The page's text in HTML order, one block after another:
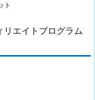
ト
エイトプログラム